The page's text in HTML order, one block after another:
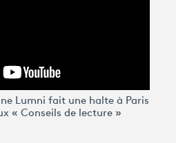
Lumni fait une halte à Paris
« Conseils de lecture »